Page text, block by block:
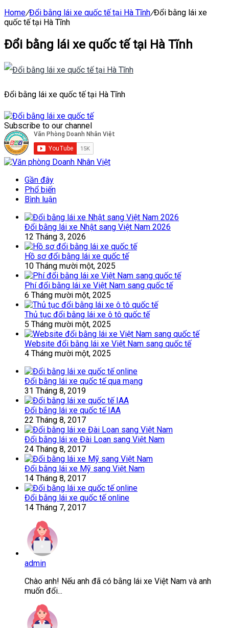
Home/Đổi bằng lái xe quốc tế tại Hà Tĩnh/Đổi bằng lái xe
quốc tế tại Hà Tĩnh
Đổi bằng lái xe quốc tế tại Hà Tĩnh
Đổi bằng lái xe quốc tế tại Hà Tĩnh
Subscribe to our channel
Gần đây
Phổ biến
Bình luận
Đổi bằng lái xe Nhật sang Việt Nam 2026
12 Tháng 3, 2026
Hồ sơ đổi bằng lái xe quốc tế
10 Tháng mười một, 2025
Phí đổi bằng lái xe Việt Nam sang quốc tế
6 Tháng mười một, 2025
Thủ tục đổi bằng lái xe ô tô quốc tế
5 Tháng mười một, 2025
Website đổi bằng lái xe Việt Nam sang quốc tế
4 Tháng mười một, 2025
Đổi bằng lái xe quốc tế qua mạng
31 Tháng 8, 2019
Đổi bằng lái xe quốc tế IAA
22 Tháng 8, 2017
Đổi bằng lái xe Đài Loan sang Việt Nam
24 Tháng 8, 2017
Đổi bằng lái xe Mỹ sang Việt Nam
14 Tháng 8, 2017
Đổi bằng lái xe quốc tế online
14 Tháng 7, 2017
admin
Chào anh! Nếu anh đã có bằng lái xe Việt Nam và anh
muốn đổi...